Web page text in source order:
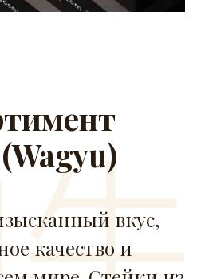
вкус,
качество и